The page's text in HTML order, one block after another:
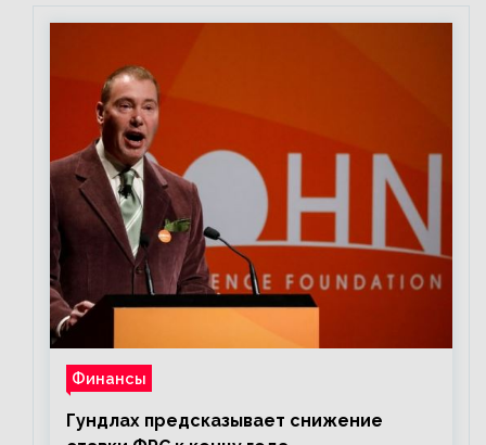
Финансы
Гундлах предсказывает снижение